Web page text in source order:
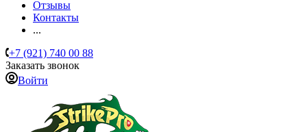
Отзывы
Контакты
...
+7 (921) 740 00 88
Заказать звонок
Войти